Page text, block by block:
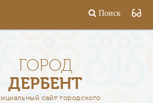
Поиск
ГОРОД
ДЕРБЕНТ
сайт городского